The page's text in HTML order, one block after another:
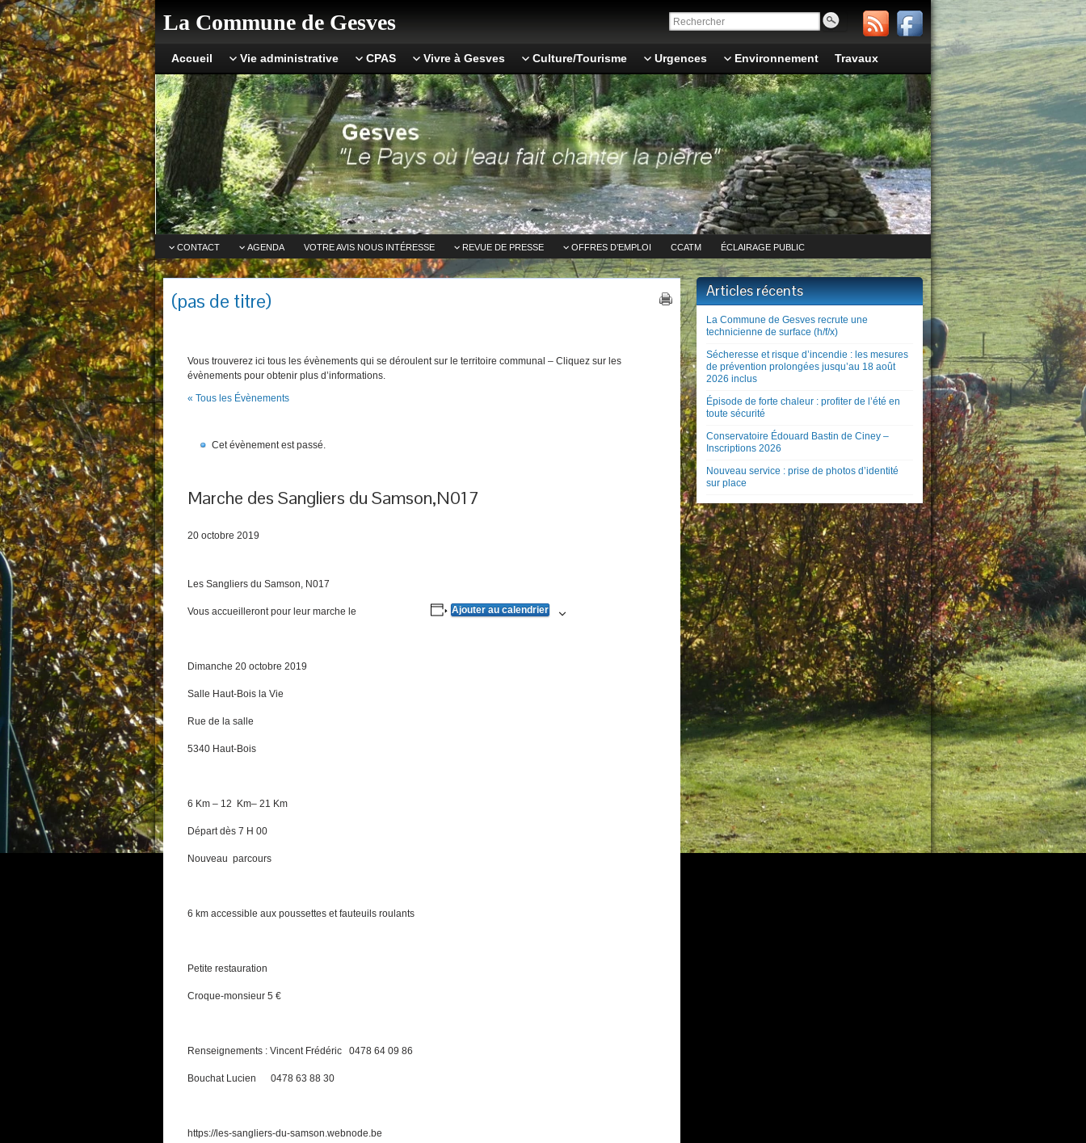
La Commune de Gesves
Accueil Vie administrative CPAS Vivre à Gesves Culture/Tourisme Urgences Environnement Travaux
CONTACT AGENDA VOTRE AVIS NOUS INTÉRESSE REVUE DE PRESSE OFFRES D’EMPLOI CCATM ÉCLAIRAGE PUBLIC
(pas de titre)
Vous trouverez ici tous les évènements qui se déroulent sur le territoire communal – Cliquez sur les
évènements pour obtenir plus d’informations.
« Tous les Évènements
Cet évènement est passé.
Marche des Sangliers du Samson,N017
20 octobre 2019
Les Sangliers du Samson, N017
Vous accueilleront pour leur marche le
Dimanche 20 octobre 2019
Salle Haut-Bois la Vie
Rue de la salle
5340 Haut-Bois
6 Km – 12 Km– 21 Km
Départ dès 7 H 00
Nouveau parcours
6 km accessible aux poussettes et fauteuils roulants
Petite restauration
Croque-monsieur 5 €
Renseignements : Vincent Frédéric 0478 64 09 86
Bouchat Lucien 0478 63 88 30
https://les-sangliers-du-samson.webnode.be
Ajouter au calendrier
Articles récents
La Commune de Gesves recrute une
technicienne de surface (h/f/x)
Sécheresse et risque d’incendie : les mesures
de prévention prolongées jusqu’au 18 août
2026 inclus
Épisode de forte chaleur : profiter de l’été en
toute sécurité
Conservatoire Édouard Bastin de Ciney –
Inscriptions 2026
Nouveau service : prise de photos d’identité
sur place